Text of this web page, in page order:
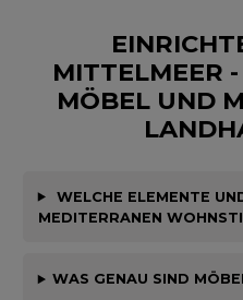
MITTELMEER
MÖBEL UND
WELCHE ELEMENTE
MEDITERRANEN
WAS GENAU SIND